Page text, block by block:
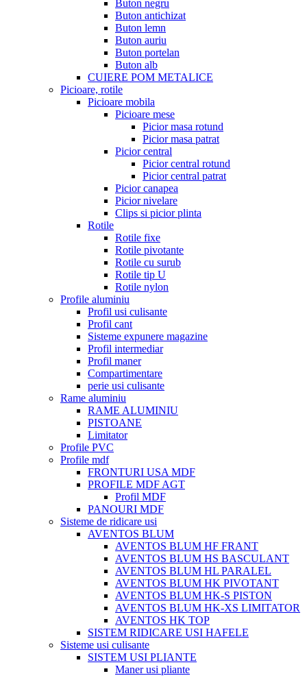
Buton negru
Buton antichizat
Buton lemn
Buton auriu
Buton portelan
Buton alb
CUIERE POM METALICE
Picioare, rotile
Picioare mobila
Picioare mese
Picior masa rotund
Picior masa patrat
Picior central
Picior central rotund
Picior central patrat
Picior canapea
Picior nivelare
Clips si picior plinta
Rotile
Rotile fixe
Rotile pivotante
Rotile cu surub
Rotile tip U
Rotile nylon
Profile aluminiu
Profil usi culisante
Profil cant
Sisteme expunere magazine
Profil intermediar
Profil maner
Compartimentare
perie usi culisante
Rame aluminiu
RAME ALUMINIU
PISTOANE
Limitator
Profile PVC
Profile mdf
FRONTURI USA MDF
PROFILE MDF AGT
Profil MDF
PANOURI MDF
Sisteme de ridicare usi
AVENTOS BLUM
AVENTOS BLUM HF FRANT
AVENTOS BLUM HS BASCULANT
AVENTOS BLUM HL PARALEL
AVENTOS BLUM HK PIVOTANT
AVENTOS BLUM HK-S PISTON
AVENTOS BLUM HK-XS LIMITATOR
AVENTOS HK TOP
SISTEM RIDICARE USI HAFELE
Sisteme usi culisante
SISTEM USI PLIANTE
Maner usi pliante